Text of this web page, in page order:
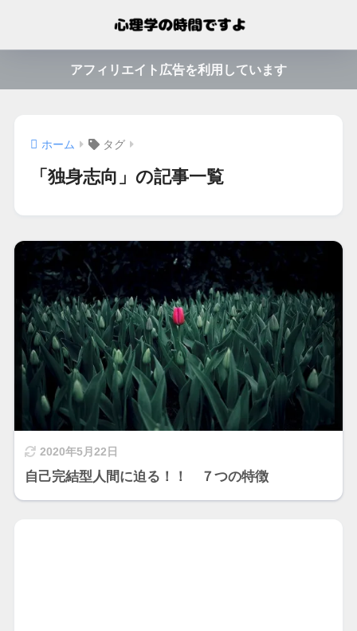
アフィリエイト広告を利用しています
ホーム タグ
「独身志向」の記事一覧
2020年5月22日
自己完結型人間に迫る！！ ７つの特徴